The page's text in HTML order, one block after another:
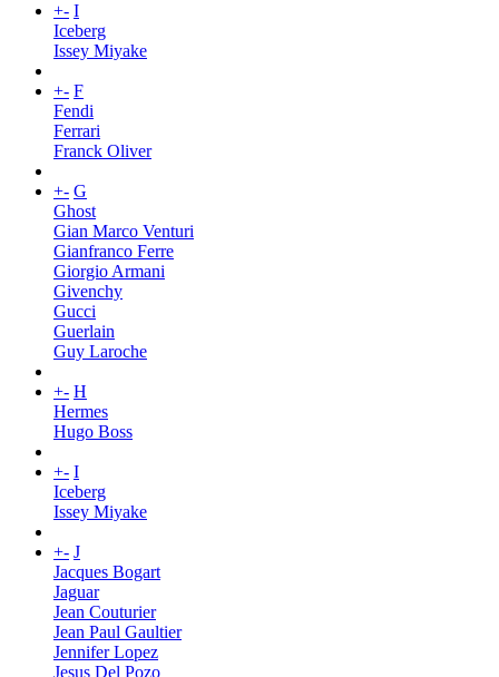
+- I
Iceberg
Issey Miyake
+- F
Fendi
Ferrari
Franck Oliver
+- G
Ghost
Gian Marco Venturi
Gianfranco Ferre
Giorgio Armani
Givenchy
Gucci
Guerlain
Guy Laroche
+- H
Hermes
Hugo Boss
+- I
Iceberg
Issey Miyake
+- J
Jacques Bogart
Jaguar
Jean Couturier
Jean Paul Gaultier
Jennifer Lopez
Jesus Del Pozo